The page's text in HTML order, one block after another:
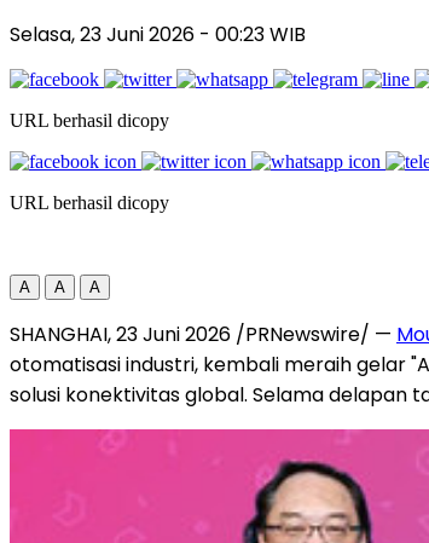
Selasa, 23 Juni 2026 - 00:23 WIB
URL berhasil dicopy
URL berhasil dicopy
A A A
SHANGHAI,23 Juni 2026 /PRNewswire/ —
otomatisasi industri, kembali meraih gelar
solusi konektivitas global. Selama